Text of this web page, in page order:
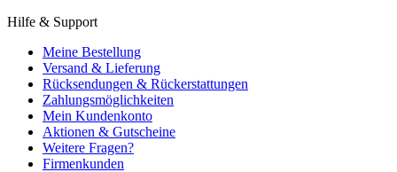
Hilfe & Support
Meine Bestellung
Versand & Lieferung
Rücksendungen & Rückerstattungen
Zahlungsmöglichkeiten
Mein Kundenkonto
Aktionen & Gutscheine
Weitere Fragen?
Firmenkunden